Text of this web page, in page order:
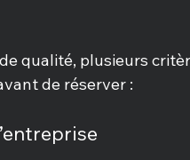
qualité, plusieurs
de réserver :